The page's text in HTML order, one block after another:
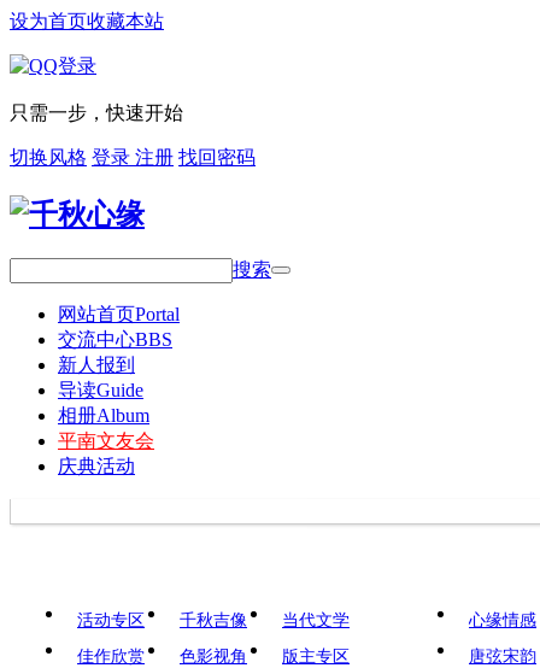
设为首页收藏本站
只需一步，快速开始
切换风格 登录 注册 找回密码
搜索
网站首页Portal
交流中心BBS
新人报到
导读Guide
相册Album
平南文友会
庆典活动
活动专区 千秋吉像
当代文学
佳作欣赏
色影视角 版主专区
心缘情感
唐弦宋韵